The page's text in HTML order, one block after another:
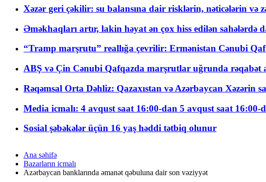
Xəzər geri çəkilir: su balansına dair risklərin, nəticələrin və
Əməkhaqları artır, lakin həyat ən çox hiss edilən sahələrdə
“Tramp marşrutu” reallığa çevrilir: Ermənistan Cənubi
ABŞ və Çin Cənubi Qafqazda marşrutlar uğrunda rəqabət
Rəqəmsal Orta Dəhliz: Qazaxıstan və Azərbaycan Xəzərin
Media icmalı: 4 avqust saat 16:00-dan 5 avqust saat 16:00-
Sosial şəbəkələr üçün 16 yaş həddi tətbiq olunur
Ana səhifə
Bazarların icmalı
Azərbaycan banklarında əmanət qəbuluna dair son vəziyyət